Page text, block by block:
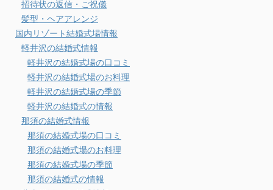
招待状の返信・ご祝儀
髪型・ヘアアレンジ
国内リゾート結婚式場情報
軽井沢の結婚式情報
軽井沢の結婚式場の口コミ
軽井沢の結婚式場のお料理
軽井沢の結婚式場の季節
軽井沢の結婚式の情報
那須の結婚式情報
那須の結婚式場の口コミ
那須の結婚式場のお料理
那須の結婚式場の季節
那須の結婚式の情報